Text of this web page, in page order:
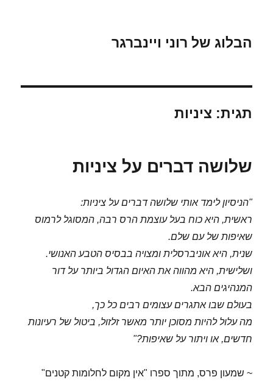
הבלוג של רוני ויינברגר
תגית: ציניות
שלושה דברים על ציניות
"הניסיון לימד אותי שלושה דברים על ציניות:
ראשית, היא כוח בעל עוצמת הרס רבה, המסוגל לרמוס
שאיפות של עם שלם.
שנית, היא אוניברסלית ומצויה בבסיס הטבע האנושי.
ושלישית, היא מהווה את האיום הגדול ביותר על דור
המנהיגים הבא.
בעולם שבו אתגרים עצומים רבים כל כך,
מה עלול להיות מסוכן יותר מאשר זלזול, ביטול של רעיונות
חדשים, או ויתור על שאיפות?"
~ שמעון פרס, מתוך ספרו "אין מקום לחלומות קטנים"